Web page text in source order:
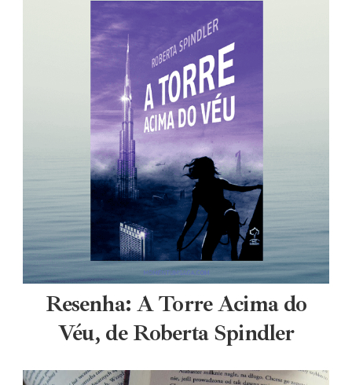
Resenha: A Torre Acima do
Véu, de Roberta Spindler